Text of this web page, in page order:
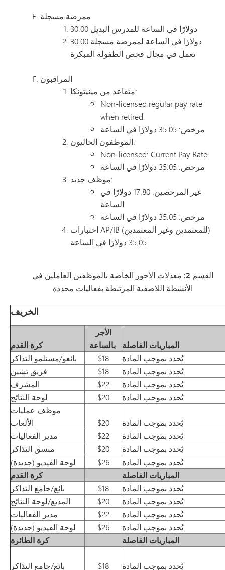
ممرضة مسجلة
30.00 دولارًا في الساعة للمدرس البديل
30.00 دولارًا في الساعة لممرضة مسجلة
تعمل في مجال فحص الطفولة المبكرة
المراقبون
متقاعد من مينيتونكا:
Non-licensed regular pay rate
when retired
مرخص: 35.05 دولارًا في الساعة
الموظفون الحاليون:
Non-licensed: Current Pay Rate
مرخص: 35.05 دولارًا في الساعة
موظف جديد:
غير المرخصين: 17.80 دولارًا في
الساعة
مرخص: 35.05 دولارًا في الساعة
اختبارات AP/IB (للمعتمدين وغير المعتمدين)
35.05 دولارًا في الساعة
القسم 2: معدلات الأجور الخاصة بالموظفين العاملين في
الأنشطة اللاصفية المرتبطة بفعاليات محددة
الخريف
كرة القدم
الأجر
بالساعة
المباريات الفاصلة
$18
يُحدد بموجب المادة
$18
يُحدد بموجب المادة
$22
يُحدد بموجب المادة
$20
يُحدد بموجب المادة
موظف عمليات
$20
يُحدد بموجب المادة
$22
يُحدد بموجب المادة
$20
يُحدد بموجب المادة
$26
يُحدد بموجب المادة
كرة القدم
المباريات الفاصلة
$18
يُحدد بموجب المادة
$20
يُحدد بموجب المادة
$22
يُحدد بموجب المادة
$26
يُحدد بموجب المادة
كرة الطائرة
المباريات الفاصلة
$18 يُحدد بموجب المادة